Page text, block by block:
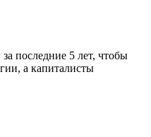
последние 5 лет, чтобы
а капиталисты